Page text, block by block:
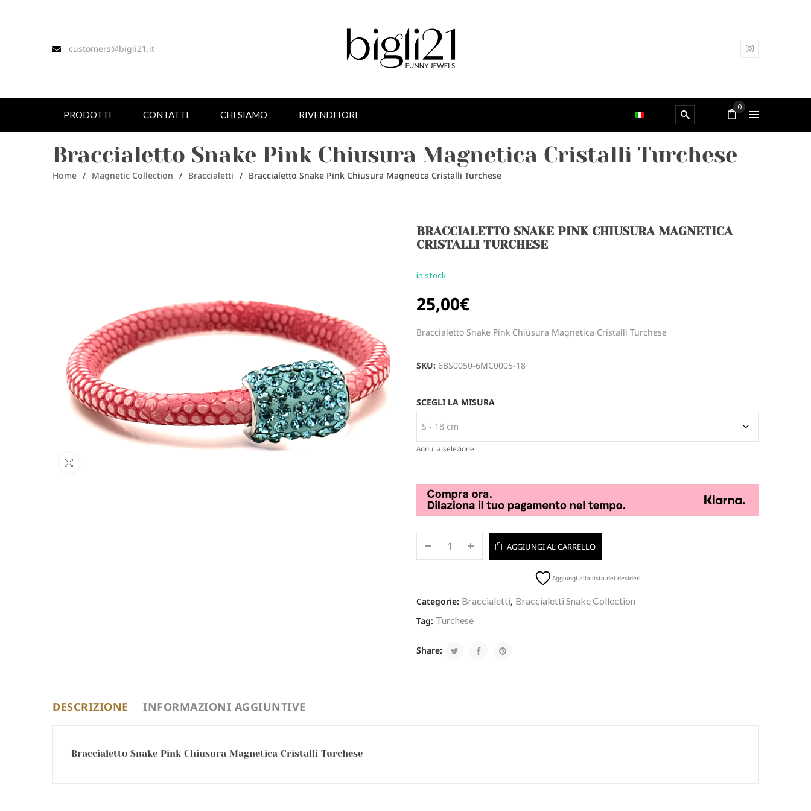
customers@bigli21.it
PRODOTTI CONTATTI CHI SIAMO RIVENDITORI
0
Braccialetto Snake Pink Chiusura Magnetica Cristalli Turchese
Home / Magnetic Collection / Braccialetti / Braccialetto Snake Pink Chiusura Magnetica Cristalli Turchese
BRACCIALETTO SNAKE PINK CHIUSURA MAGNETICA
CRISTALLI TURCHESE
in stock
25,00€
Braccialetto Snake Pink Chiusura Magnetica Cristalli Turchese
SKU:6BS0050-6MC0005-18
SCEGLI LA MISURA
Annulla selezione
AGGIUNGI AL CARRELLO
Aggiungi alla lista dei desideri
Categorie: Braccialetti, Braccialetti Snake Collection
Tag: Turchese
Share:
DESCRIZIONE INFORMAZIONI AGGIUNTIVE
Braccialetto Snake Pink Chiusura Magnetica Cristalli Turchese